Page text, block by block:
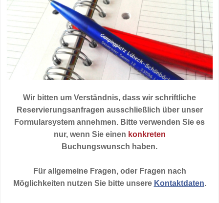
Wir bitten um Verständnis, dass wir schriftliche
Reservierungsanfragen ausschließlich über unser
Formularsystem annehmen. Bitte verwenden Sie es
nur, wenn Sie einen konkreten
Buchungswunsch haben.
Für allgemeine Fragen, oder Fragen nach
Möglichkeiten nutzen Sie bitte unsere Kontaktdaten.